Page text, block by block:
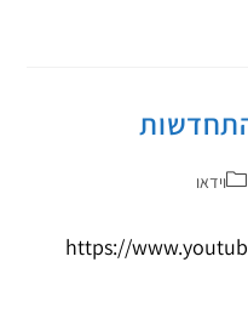
וידאו
https://